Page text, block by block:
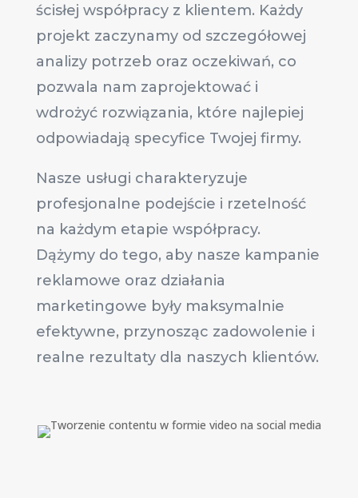
ścisłej współpracy z klientem. Każdy
projekt zaczynamy od szczegółowej
analizy potrzeb oraz oczekiwań, co
pozwala nam zaprojektować i
wdrożyć rozwiązania, które najlepiej
odpowiadają specyfice Twojej firmy.
Nasze usługi charakteryzuje
profesjonalne podejście i rzetelność
na każdym etapie współpracy.
Dążymy do tego, aby nasze kampanie
reklamowe oraz działania
marketingowe były maksymalnie
efektywne, przynosząc zadowolenie i
realne rezultaty dla naszych klientów.